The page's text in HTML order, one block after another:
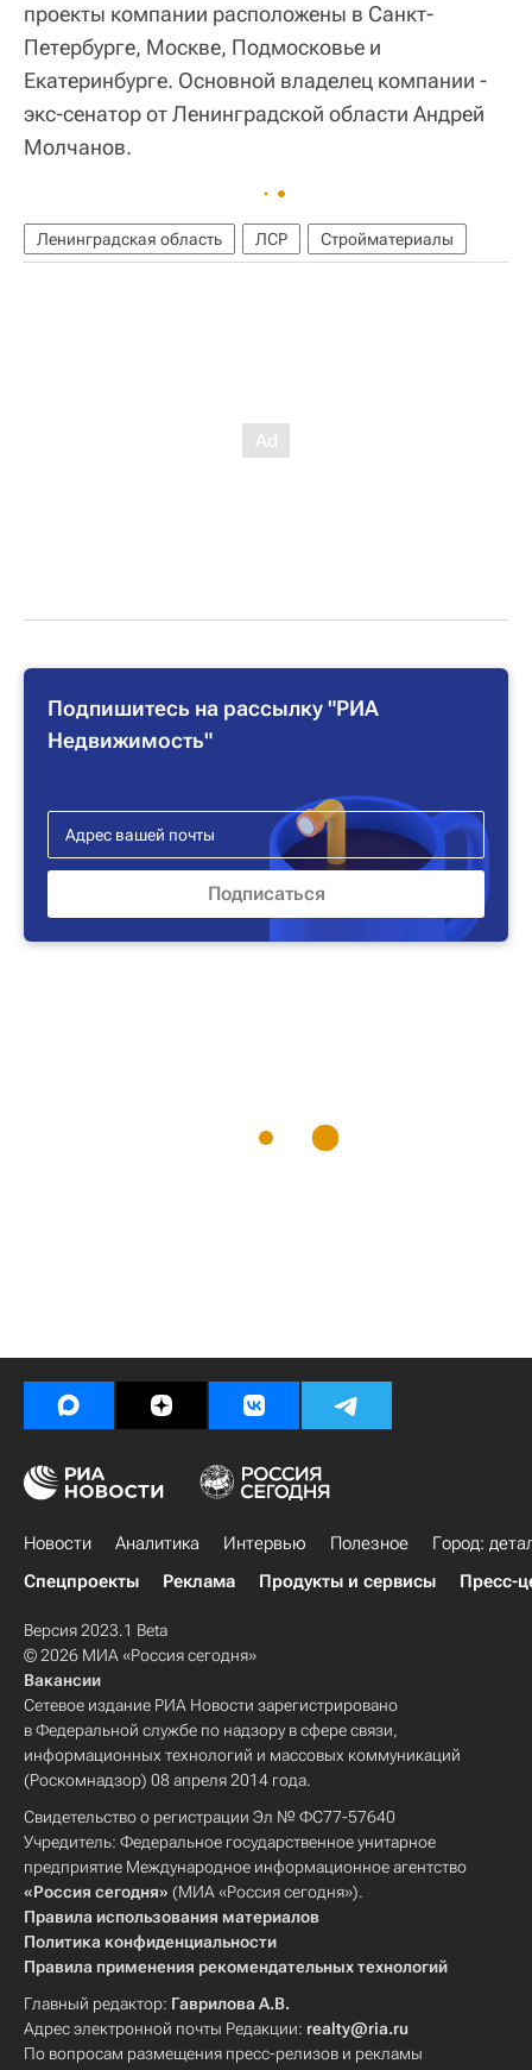
проекты компании расположены в Санкт-
Петербурге, Москве, Подмосковье и
Екатеринбурге. Основной владелец компании -
экс-сенатор от Ленинградской области Андрей
Молчанов.
Ленинградская область ЛСР Стройматериалы
Подпишитесь на рассылку "РИА
Недвижимость"
Новости Аналитика Интервью Полезное
Город:
Спецпроекты
Реклама Продукты и сервисы Пресс-
Версия 2023.1 Beta
© 2026 МИА «Россия сегодня»
Вакансии
Сетевое издание РИА Новости зарегистрировано
в Федеральной службе по надзору в сфере связи,
информационных технологий и массовых коммуникаций
(Роскомнадзор) 08 апреля 2014 года.
Свидетельство о регистрации Эл № ФС77-57640
Учредитель: Федеральное государственное унитарное
предприятие Международное информационное агентство
«Россия сегодня» (МИА «Россия сегодня»).
Правила использования материалов
Политика конфиденциальности
Правила применения рекомендательных технологий
Главный редактор: Гаврилова А.В.
Адрес электронной почты Редакции: realty@ria.ru
По вопросам размещения пресс-релизов и рекламы